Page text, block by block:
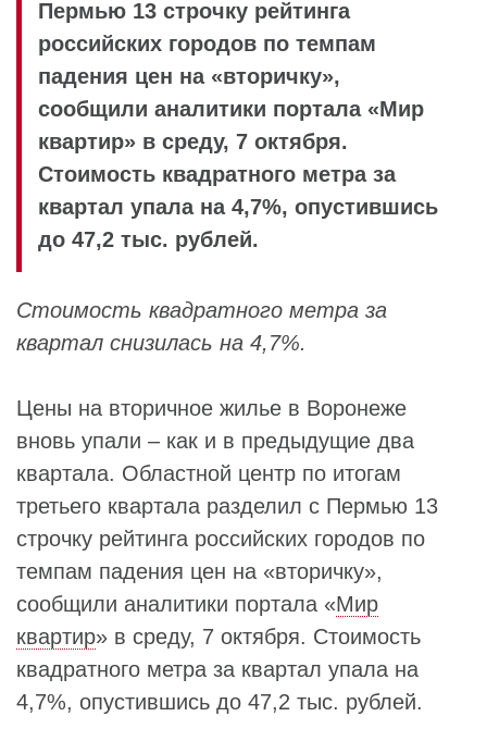
Пермью 13 строчку рейтинга
российских городов по темпам
падения цен на «вторичку»,
сообщили аналитики портала «Мир
квартир» в среду, 7 октября.
Стоимость квадратного метра за
квартал упала на 4,7%, опустившись
до 47,2 тыс. рублей.
Стоимость квадратного метра за
квартал снизилась на 4,7%.
Цены на вторичное жилье в Воронеже
вновь упали – как и в предыдущие два
квартала. Областной центр по итогам
третьего квартала разделил с Пермью 13
строчку рейтинга российских городов по
темпам падения цен на «вторичку»,
сообщили аналитики портала «Мир
квартир» в среду, 7 октября. Стоимость
квадратного метра за квартал упала на
4,7%, опустившись до 47,2 тыс. рублей.